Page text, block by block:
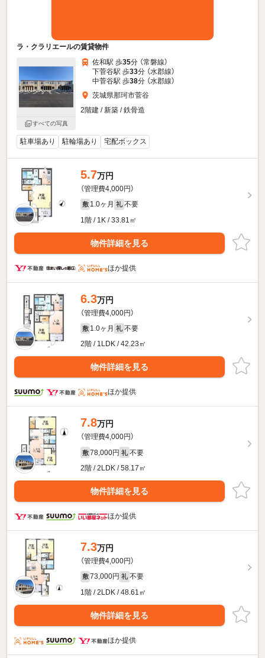
ラ・クラリエールの賃貸物件
すべての写真
佐和駅 歩35分 （常磐線）
下菅谷駅 歩33分 （水郡線）
中菅谷駅 歩38分 （水郡線）
茨城県那珂市菅谷
2階建 / 新築 / 鉄骨造
駐車場あり 駐輪場あり 宅配ボックス
5.7万円
（管理費4,000円）
敷 1.0ヶ月 礼 不要
1階 / 1K / 33.81㎡
物件詳細を見る
ほか提供
6.3万円
（管理費4,000円）
敷 1.0ヶ月 礼 不要
2階 / 1LDK / 42.23㎡
物件詳細を見る
ほか提供
7.8万円
（管理費4,000円）
敷 78,000円 礼 不要
2階 / 2LDK / 58.17㎡
物件詳細を見る
ほか提供
7.3万円
（管理費4,000円）
敷 73,000円 礼 不要
1階 / 2LDK / 48.61㎡
物件詳細を見る
ほか提供